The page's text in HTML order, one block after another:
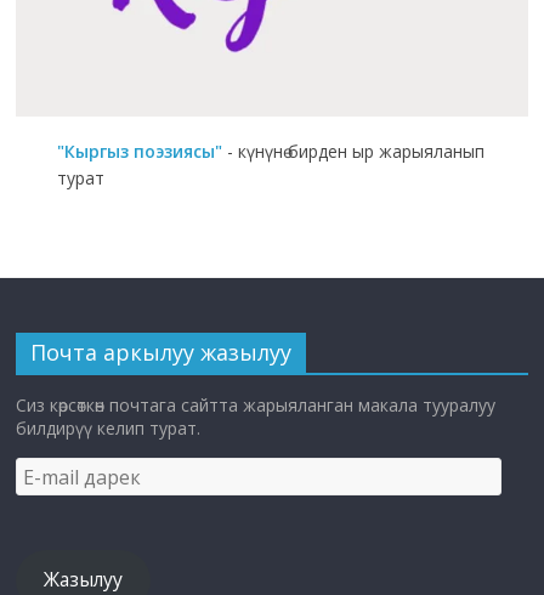
"Кыргыз поэзиясы" - күнүнө бирден ыр жарыяланып
турат
Почта аркылуу жазылуу
Сиз көрсөткөн почтага сайтта жарыяланган макала тууралуу
билдирүү келип турат.
E-
mail
Жазылуу